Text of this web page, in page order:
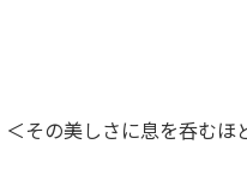
＜その美しさに息を呑むほ